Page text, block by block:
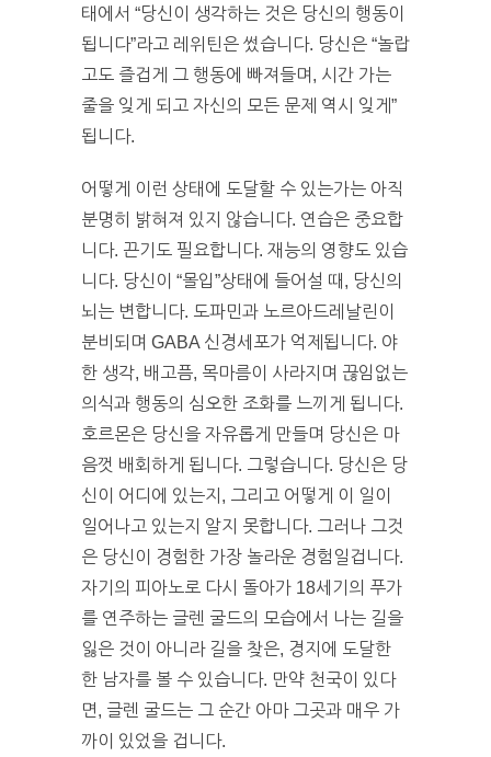
태에서 “당신이 생각하는 것은 당신의 행동이
됩니다”라고 레위틴은 썼습니다. 당신은 “놀랍
고도 즐겁게 그 행동에 빠져들며, 시간 가는
줄을 잊게 되고 자신의 모든 문제 역시 잊게”
됩니다.
어떻게 이런 상태에 도달할 수 있는가는 아직
분명히 밝혀져 있지 않습니다. 연습은 중요합
니다. 끈기도 필요합니다. 재능의 영향도 있습
니다. 당신이 “몰입”상태에 들어설 때, 당신의
뇌는 변합니다. 도파민과 노르아드레날린이
분비되며 GABA 신경세포가 억제됩니다. 야
한 생각, 배고픔, 목마름이 사라지며 끊임없는
의식과 행동의 심오한 조화를 느끼게 됩니다.
호르몬은 당신을 자유롭게 만들며 당신은 마
음껏 배회하게 됩니다. 그렇습니다. 당신은 당
신이 어디에 있는지, 그리고 어떻게 이 일이
일어나고 있는지 알지 못합니다. 그러나 그것
은 당신이 경험한 가장 놀라운 경험일겁니다.
자기의 피아노로 다시 돌아가 18세기의 푸가
를 연주하는 글렌 굴드의 모습에서 나는 길을
잃은 것이 아니라 길을 찾은, 경지에 도달한
한 남자를 볼 수 있습니다. 만약 천국이 있다
면, 글렌 굴드는 그 순간 아마 그곳과 매우 가
까이 있었을 겁니다.